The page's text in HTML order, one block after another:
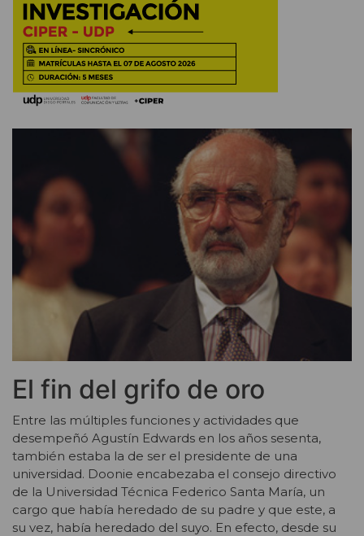
El fin del grifo de oro
Entre las múltiples funciones y actividades que
desempeñó Agustín Edwards en los años sesenta,
también estaba la de ser el presidente de una
universidad. Doonie encabezaba el consejo directivo
de la Universidad Técnica Federico Santa María, un
cargo que había heredado de su padre y que este, a
su vez, había heredado del suyo. En efecto, desde su